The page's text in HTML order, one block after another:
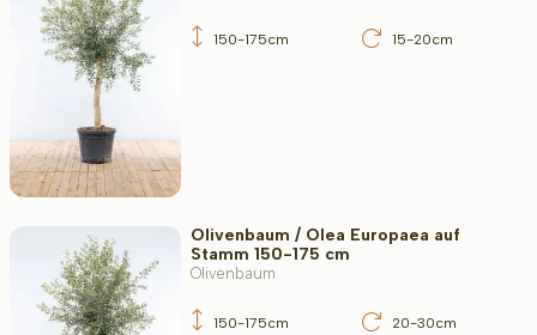
150-175cm 15-20cm
Olivenbaum / Olea Europaea auf
Stamm 150-175 cm
Olivenbaum
150-175cm 20-30cm